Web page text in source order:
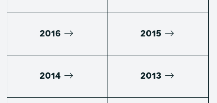
2016 2015
2014 2013